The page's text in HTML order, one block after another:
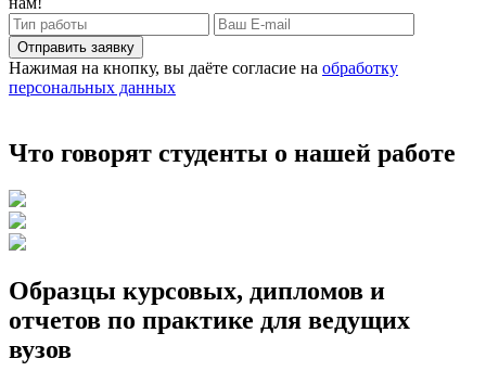
Отправить заявку
Нажимая на кнопку, вы даёте согласие на обработку
персональных данных
Что говорят студенты о нашей работе
Образцы курсовых, дипломов и
отчетов по практике для ведущих
вузов